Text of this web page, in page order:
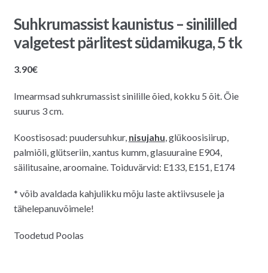
Suhkrumassist kaunistus – sinililled
valgetest pärlitest südamikuga, 5 tk
3.90€
Imearmsad suhkrumassist sinilille õied, kokku 5 õit. Õie
suurus 3 cm.
Koostisosad: puudersuhkur, nisujahu, glükoosisiirup,
palmiõli, glütseriin, xantus kumm, glasuuraine E904,
säilitusaine, aroomaine. Toiduvärvid: E133, E151, E174
* võib avaldada kahjulikku mõju laste aktiivsusele ja
tähelepanuvõimele!
Toodetud Poolas